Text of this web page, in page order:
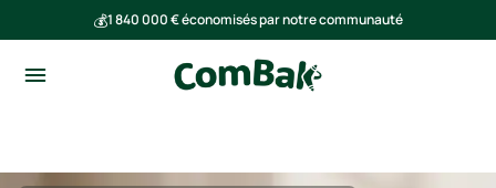
💰1 840 000 € économisés par notre communauté